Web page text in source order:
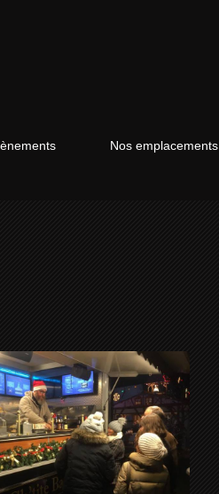
Nos emplacements